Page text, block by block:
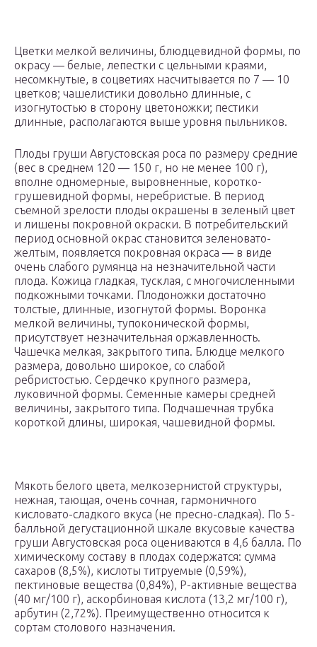
Цветки мелкой величины, блюдцевидной формы, по
окрасу — белые, лепестки с цельными краями,
несомкнутые, в соцветиях насчитывается по 7 — 10
цветков; чашелистики довольно длинные, с
изогнутостью в сторону цветоножки; пестики
длинные, располагаются выше уровня пыльников.
Плоды груши Августовская роса по размеру средние
(вес в среднем 120 — 150 г, но не менее 100 г),
вполне одномерные, выровненные, коротко-
грушевидной формы, неребристые. В период
съемной зрелости плоды окрашены в зеленый цвет
и лишены покровной окраски. В потребительский
период основной окрас становится зеленовато-
желтым, появляется покровная окраса — в виде
очень слабого румянца на незначительной части
плода. Кожица гладкая, тусклая, с многочисленными
подкожными точками. Плодоножки достаточно
толстые, длинные, изогнутой формы. Воронка
мелкой величины, тупоконической формы,
присутствует незначительная оржавленность.
Чашечка мелкая, закрытого типа. Блюдце мелкого
размера, довольно широкое, со слабой
ребристостью. Сердечко крупного размера,
луковичной формы. Семенные камеры средней
величины, закрытого типа. Подчашечная трубка
короткой длины, широкая, чашевидной формы.
Мякоть белого цвета, мелкозернистой структуры,
нежная, тающая, очень сочная, гармоничного
кисловато-сладкого вкуса (не пресно-сладкая). По 5-
балльной дегустационной шкале вкусовые качества
груши Августовская роса оцениваются в 4,6 балла. По
химическому составу в плодах содержатся: сумма
сахаров (8,5%), кислоты титруемые (0,59%),
пектиновые вещества (0,84%), P-активные вещества
(40 мг/100 г), аскорбиновая кислота (13,2 мг/100 г),
арбутин (2,72%). Преимущественно относится к
сортам столового назначения.